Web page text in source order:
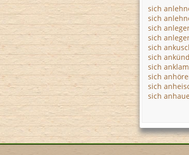
sich
sich
sich
sich
sich
sich
sich
sich
sich
sich